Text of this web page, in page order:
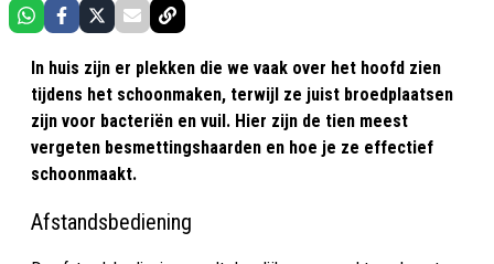
In huis zijn er plekken die we vaak over het hoofd zien
tijdens het schoonmaken, terwijl ze juist broedplaatsen
zijn voor bacteriën en vuil. Hier zijn de tien meest
vergeten besmettingshaarden en hoe je ze effectief
schoonmaakt.
Afstandsbediening